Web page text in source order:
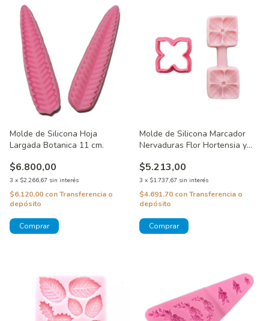
Molde de Silicona Hoja
Largada Botanica 11 cm.
$6.800,00
3 x $2.266,67 sin interés
$6.120,00 conTransferencia o
depósito
Molde de Silicona Marcador
Nervaduras Flor Hortensia y
$5.213,00
3 x $1.737,67 sin interés
$4.691,70 conTransferencia o
depósito